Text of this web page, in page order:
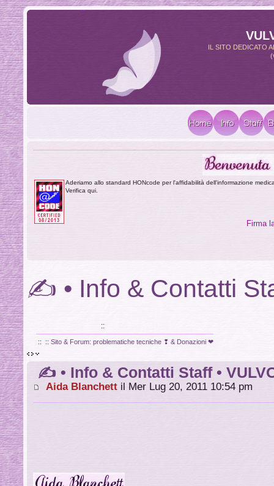
IL SITO DEDICATO
Aderiamo allo standard HONcode per l'affidabilità dell'informazione
Verifica qui.
Firma
✍ • Info & Contatti
::
:: ::Sito & Forum: problematiche tecniche ❢ & Donazioni ❤
✍ • Info & Contatti Staff •
Aida Blanchett il Mer Lug 20, 2011 10:54 pm